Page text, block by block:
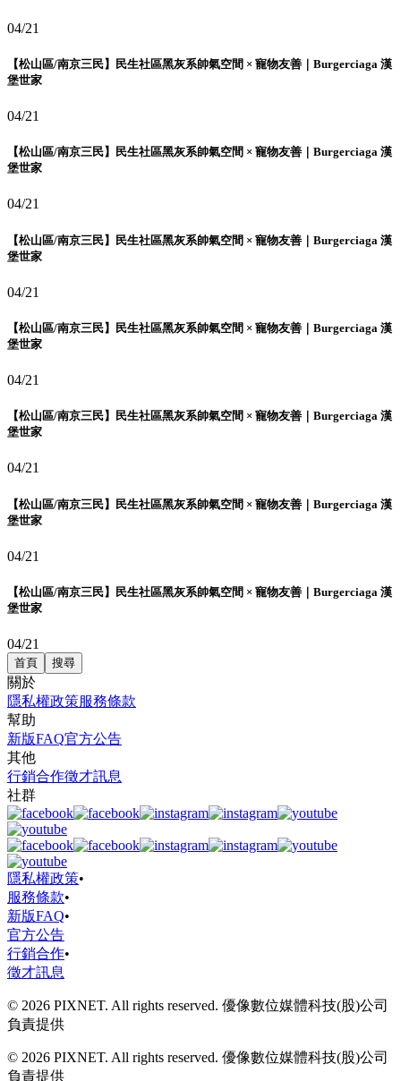
04/21
【松山區/南京三民】民生社區黑灰系帥氣空間 × 寵物友善｜Burgerciaga 漢
堡世家
04/21
【松山區/南京三民】民生社區黑灰系帥氣空間 × 寵物友善｜Burgerciaga 漢
堡世家
04/21
【松山區/南京三民】民生社區黑灰系帥氣空間 × 寵物友善｜Burgerciaga 漢
堡世家
04/21
【松山區/南京三民】民生社區黑灰系帥氣空間 × 寵物友善｜Burgerciaga 漢
堡世家
04/21
【松山區/南京三民】民生社區黑灰系帥氣空間 × 寵物友善｜Burgerciaga 漢
堡世家
04/21
【松山區/南京三民】民生社區黑灰系帥氣空間 × 寵物友善｜Burgerciaga 漢
堡世家
04/21
【松山區/南京三民】民生社區黑灰系帥氣空間 × 寵物友善｜Burgerciaga 漢
堡世家
04/21
首頁 搜尋
關於
隱私權政策服務條款
幫助
新版FAQ官方公告
其他
行銷合作徵才訊息
社群
隱私權政策•
服務條款•
新版FAQ•
官方公告
行銷合作•
徵才訊息
© 2026 PIXNET. All rights reserved. 優像數位媒體科技(股)公司
負責提供
© 2026 PIXNET. All rights reserved. 優像數位媒體科技(股)公司
負責提供